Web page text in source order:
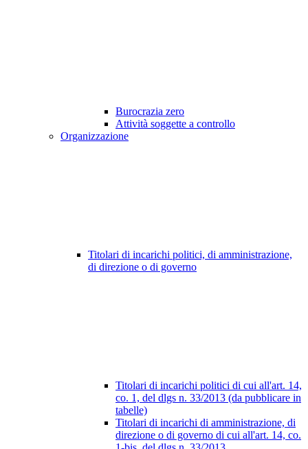
Burocrazia zero
Attività soggette a controllo
Organizzazione
Titolari di incarichi politici, di amministrazione,
di direzione o di governo
Titolari di incarichi politici di cui all'art. 14,
co. 1, del dlgs n. 33/2013 (da pubblicare in
tabelle)
Titolari di incarichi di amministrazione, di
direzione o di governo di cui all'art. 14, co.